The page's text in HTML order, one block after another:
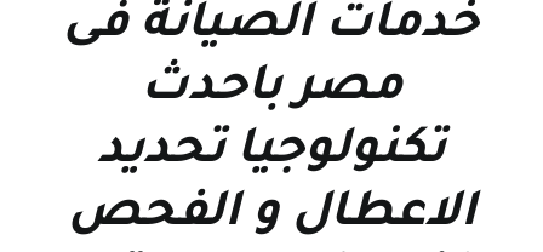
خدمات الصيانة فى
مصر باحدث
تكنولوجيا تحديد
الاعطال و الفحص